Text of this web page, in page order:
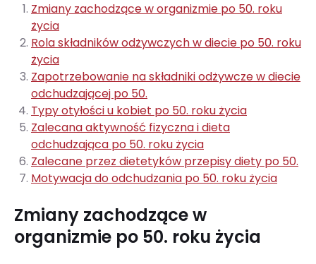
Zmiany zachodzące w organizmie po 50. roku
życia
Rola składników odżywczych w diecie po 50. roku
życia
Zapotrzebowanie na składniki odżywcze w diecie
odchudzającej po 50.
Typy otyłości u kobiet po 50. roku życia
Zalecana aktywność fizyczna i dieta
odchudzająca po 50. roku życia
Zalecane przez dietetyków przepisy diety po 50.
Motywacja do odchudzania po 50. roku życia
Zmiany zachodzące w
organizmie po 50. roku życia